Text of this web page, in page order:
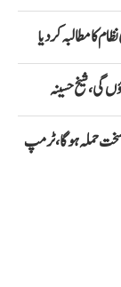
گی، شیخ حسینہ
سخت حملہ ہوگا، ٹرمپ